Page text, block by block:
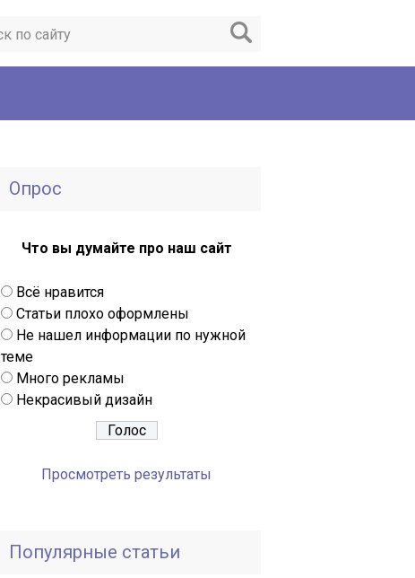
Опрос
Что вы думайте про наш сайт
Всё нравится
Статьи плохо оформлены
Не нашел информации по нужной
теме
Много рекламы
Некрасивый дизайн
Просмотреть результаты
Популярные статьи